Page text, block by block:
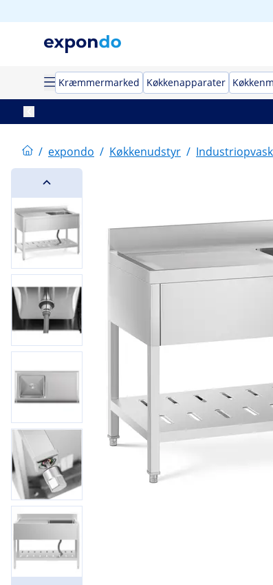
Kræmmermarked Køkkenapparater
/ expondo / Køkkenudstyr /